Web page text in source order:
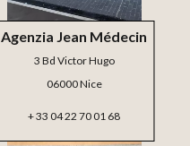
Agenzia Jean Médecin
3 Bd Victor Hugo
06000 Nice
+ 33 04 22 70 01 68